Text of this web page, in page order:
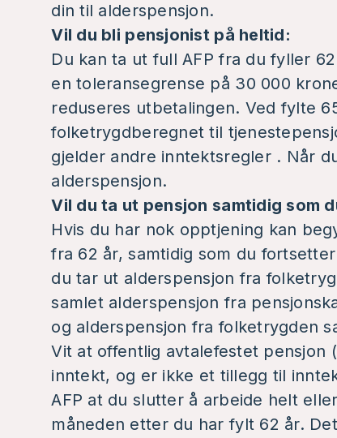
din til alderspensjon.
Vil du bli pensjonist på heltid:
Du kan ta ut full AFP fra du fyller
en toleransegrense på 30 000
reduseres utbetalingen. Ved fylte
folketrygdberegnet til
gjelder andre inntektsregler . Når
alderspensjon.
Vil du ta ut pensjon samtidig som
Hvis du har nok opptjening kan
fra 62 år, samtidig som du
du tar ut alderspensjon fra
samlet alderspensjon fra
og alderspensjon fra folketrygden
Vit at offentlig avtalefestet pensjon
inntekt, og er ikke et tillegg til
AFP at du slutter å arbeide helt
måneden etter du har fylt 62 år.